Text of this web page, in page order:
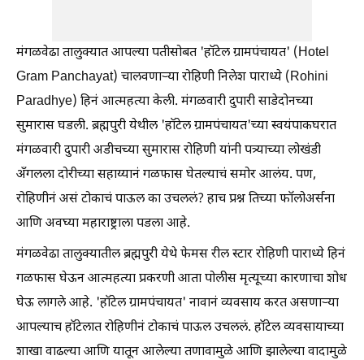
मंगळवेढा तालुक्यात आपल्या पतीसोबत 'हॉटेल ग्रामपंचायत' (Hotel
Gram Panchayat) चालवणाऱ्या रोहिणी निलेश पाराध्ये (Rohini
Paradhye) हिनं आत्महत्या केली. मंगळवारी दुपारी साडेदोनच्या
सुमारास घडली. ब्रह्मपुरी येथील 'हॉटेल ग्रामपंचायत'च्या स्वयंपाकघरात
मंगळवारी दुपारी अडीचच्या सुमारास रोहिणी यांनी पत्र्याच्या लोखंडी
अँगलला दोरीच्या सहाय्यानं गळफास घेतल्याचं समोर आलंय. पण,
रोहिणीनं असं टोकाचं पाऊल का उचललं? हाच प्रश्न तिच्या फॉलोअर्सना
आणि अवघ्या महाराष्ट्राला पडला आहे.
मंगळवेढा तालुक्यातील ब्रह्मपुरी येथे फेमस रील स्टार रोहिणी पाराध्ये हिनं
गळफास घेऊन आत्महत्या प्रकरणी आता पोलीस मृत्यूच्या कारणाचा शोध
घेऊ लागले आहे. 'हॉटेल ग्रामपंचायत' नावानं व्यवसाय करत असणाऱ्या
आपल्याच हॉटेलात रोहिणीनं टोकाचं पाऊल उचललं. हॉटेल व्यवसायाच्या
शाखा वाढल्या आणि यातून आलेल्या तणावामुळे आणि झालेल्या वादामुळे